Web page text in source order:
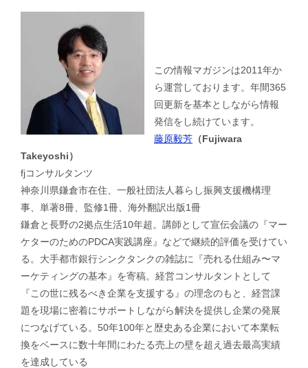
この情報マガジンは2011年か
ら運営しております。年間365
回更新を基本としながら情報
発信をし続けています。
藤原毅芳 （Fujiwara
Takeyoshi）
fjコンサルタンツ
神奈川県鎌倉市在住、一般社団法人暮らし振興支援機構理
事、単著8冊、監修1冊、海外翻訳出版1冊
鎌倉と長野の2拠点生活10年超。講師として宣伝会議の『マー
ケターのためのPDCA実践講座』などで継続的評価を受けてい
る。大手都市銀行シンクタンクの雑誌に『売れる仕組み〜マ
ーケティングの基本』を寄稿。経営コンサルタントとして
『この世に残るべき企業を支援する』の理念のもと、経営課
題を現場に密着にサポートしながら解決を提供し企業の発展
につなげている。50年100年と歴史ある企業において本業転
換をベースに数十年間にわたる売上の壁を超え過去最高実績
を達成している